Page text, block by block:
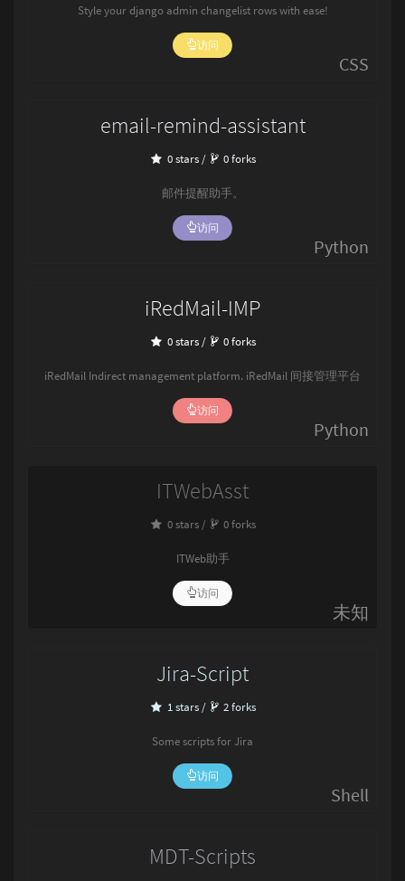
CSS
Style your django admin changelist rows with ease!
访问
Python
email-remind-assistant
0 stars / 0 forks
邮件提醒助手。
访问
Python
iRedMail-IMP
0 stars / 0 forks
iRedMail Indirect management platform. iRedMail 间接管理平台
访问
未知
ITWebAsst
0 stars / 0 forks
ITWeb助手
访问
Shell
Jira-Script
1 stars / 2 forks
Some scripts for Jira
访问
MDT-Scripts